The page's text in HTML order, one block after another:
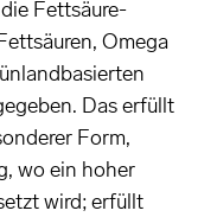
Fettsäure-
Omega
Das erfüllt
Form,
wo ein hoher
wird; erfüllt